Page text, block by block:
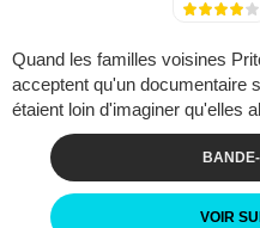
Quand les familles voisines
acceptent qu'un documentaire
étaient loin d'imaginer qu'elles
VOIR